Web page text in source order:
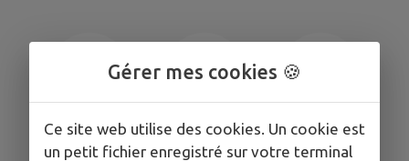
Signaler
Gérer mes cookies 🍪
Ce site web utilise des cookies. Un cookie est
un petit fichier enregistré sur votre terminal